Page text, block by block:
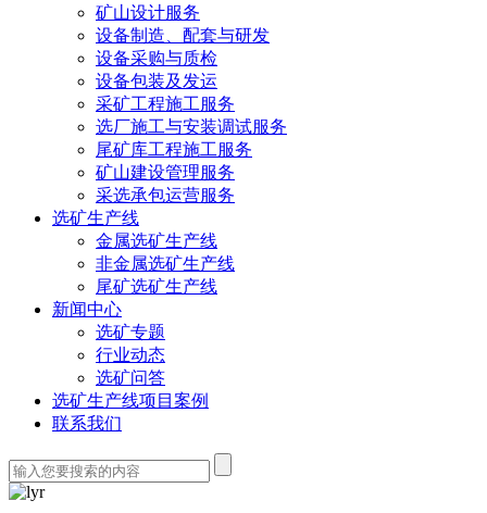
矿山设计服务
设备制造、配套与研发
设备采购与质检
设备包装及发运
采矿工程施工服务
选厂施工与安装调试服务
尾矿库工程施工服务
矿山建设管理服务
采选承包运营服务
选矿生产线
金属选矿生产线
非金属选矿生产线
尾矿选矿生产线
新闻中心
选矿专题
行业动态
选矿问答
选矿生产线项目案例
联系我们